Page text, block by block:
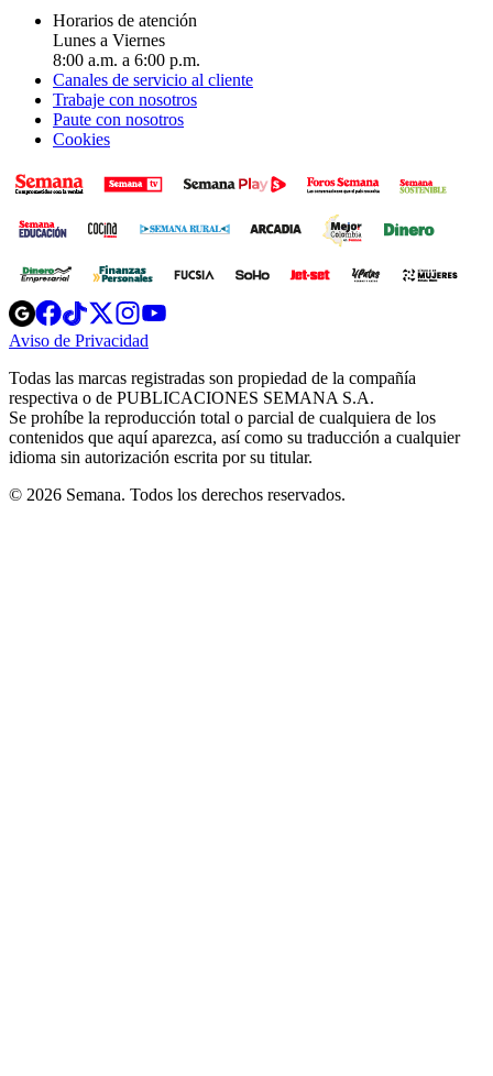
Horarios de atención
Lunes a Viernes
8:00 a.m. a 6:00 p.m.
Canales de servicio al cliente
Trabaje con nosotros
Paute con nosotros
Cookies
Opens
in
new
Opens
in
new
Opens
in
new
window
Opens
new
windowwindow
Aviso de Privacidad
new
window
Todas las marcas registradas son propiedad de la compañía
respectiva o de PUBLICACIONES SEMANA S.A.
Se prohíbe la reproducción total o parcial de cualquiera de los
contenidos que aquí aparezca, así como su traducción a cualquier
idioma sin autorización escrita por su titular.
© 2026 Semana. Todos los derechos reservados.